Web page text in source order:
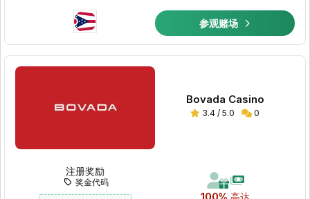
参观赌场
Bovada Casino
3.4 / 5.0 0
100% 高达
注册奖励
奖金代码